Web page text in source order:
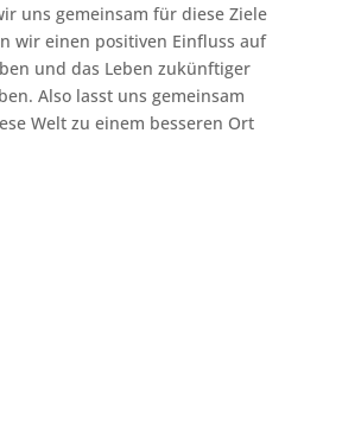
uns gemeinsam für diese Ziele
wir einen positiven Einfluss auf
und das Leben zukünftiger
Also lasst uns gemeinsam
Welt zu einem besseren Ort